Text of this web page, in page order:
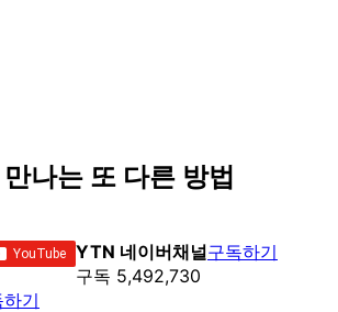
나는 또 다른 방법
YTN 네이버채널
구독 5,492,730
구독하기
기